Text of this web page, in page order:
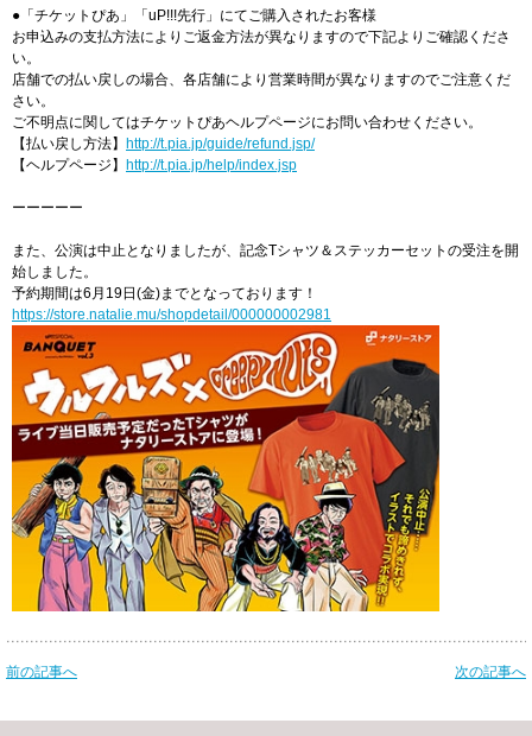
●「チケットぴあ」「uP!!!先行」にてご購入されたお客様
お申込みの支払方法によりご返金方法が異なりますので下記よりご確認くださ
い。
店舗での払い戻しの場合、各店舗により営業時間が異なりますのでご注意くだ
さい。
ご不明点に関してはチケットぴあヘルプページにお問い合わせください。
【払い戻し方法】 http://t.pia.jp/guide/refund.jsp/
【ヘルプページ】 http://t.pia.jp/help/index.jsp
ーーーーー
また、公演は中止となりましたが、記念Tシャツ＆ステッカーセットの受注を開
始しました。
予約期間は6月19日(金)までとなっております！
https://store.natalie.mu/shopdetail/000000002981
前の記事へ 次の記事へ